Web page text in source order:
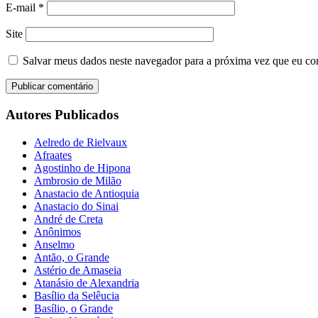
E-mail *
Site
Salvar meus dados neste navegador para a próxima vez que eu
Autores Publicados
Aelredo de Rielvaux
Afraates
Agostinho de Hipona
Ambrosio de Milão
Anastacio de Antioquia
Anastacio do Sinai
André de Creta
Anônimos
Anselmo
Antão, o Grande
Astério de Amaseia
Atanásio de Alexandria
Basílio da Selêucia
Basílio, o Grande